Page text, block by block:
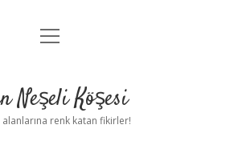
Anasayfa
Yasal Uyarı
menüyü
Neşeli Köşesi
alanlarına renk katan fikirler!